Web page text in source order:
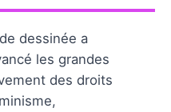
dessinée a
les grandes
des droits